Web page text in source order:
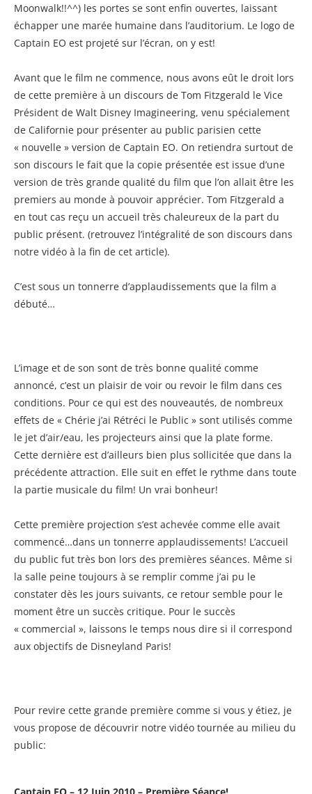
Moonwalk!!^^) les portes se sont enfin ouvertes, laissant
échapper une marée humaine dans l’auditorium. Le logo de
Captain EO est projeté sur l’écran, on y est!
Avant que le film ne commence, nous avons eût le droit lors
de cette première à un discours de Tom Fitzgerald le Vice
Président de Walt Disney Imagineering, venu spécialement
de Californie pour présenter au public parisien cette
« nouvelle » version de Captain EO. On retiendra surtout de
son discours le fait que la copie présentée est issue d’une
version de très grande qualité du film que l’on allait être les
premiers au monde à pouvoir apprécier. Tom Fitzgerald a
en tout cas reçu un accueil très chaleureux de la part du
public présent. (retrouvez l’intégralité de son discours dans
notre vidéo à la fin de cet article).
C’est sous un tonnerre d’applaudissements que la film a
débuté…
L’image et de son sont de très bonne qualité comme
annoncé, c’est un plaisir de voir ou revoir le film dans ces
conditions. Pour ce qui est des nouveautés, de nombreux
effets de « Chérie j’ai Rétréci le Public » sont utilisés comme
le jet d’air/eau, les projecteurs ainsi que la plate forme.
Cette dernière est d’ailleurs bien plus sollicitée que dans la
précédente attraction. Elle suit en effet le rythme dans toute
la partie musicale du film! Un vrai bonheur!
Cette première projection s’est achevée comme elle avait
commencé…dans un tonnerre applaudissements! L’accueil
du public fut très bon lors des premières séances. Même si
la salle peine toujours à se remplir comme j’ai pu le
constater dès les jours suivants, ce retour semble pour le
moment être un succès critique. Pour le succès
« commercial », laissons le temps nous dire si il correspond
aux objectifs de Disneyland Paris!
Pour revire cette grande première comme si vous y étiez, je
vous propose de découvrir notre vidéo tournée au milieu du
public: